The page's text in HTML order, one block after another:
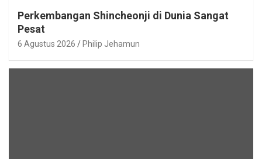
Perkembangan Shincheonji di Dunia Sangat
Pesat
6 Agustus 2026 Philip Jehamun